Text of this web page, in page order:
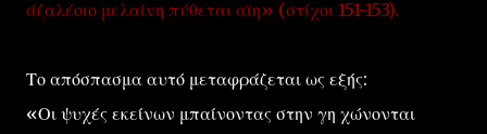
άζαλέοιο μελαίνη πύθεται αϊη» (στίχοι 151-153).
Το απόσπασμα αυτό μεταφράζεται ως εξής:
«Οι ψυχές εκείνων μπαίνοντας στην γη χώνονται